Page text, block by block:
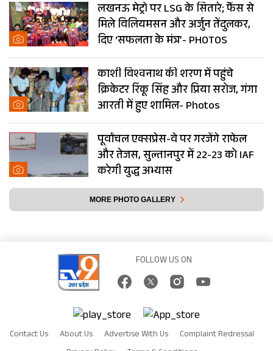
लखनऊ मेट्रो पर LSG के सितारे; फैंस से
मिले विलियमसन और अर्जुन तेंदुलकर,
दिए ‘सफलता के मंत्र’- PHOTOS
काशी विश्वनाथ की शरण में पहुंचे
क्रिकेटर रिंकू सिंह और प्रिया सरोज, गंगा
आरती में हुए शामिल- Photos
पूर्वांचल एक्सप्रेस-वे पर गरजेंगे राफेल
और तेजस, सुल्तानपुर में 22-23 को IAF
करेगी युद्ध अभ्यास
MORE PHOTO GALLERY
FOLLOW US ON
Contact Us About Us Advertise With Us
Complaint Redressal